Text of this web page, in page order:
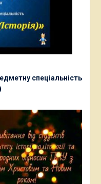
спеціальність